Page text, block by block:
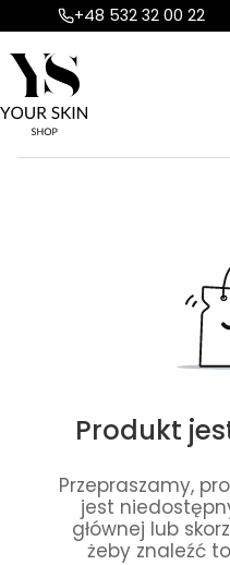
+48 532 32 00 22
Produkt
Przepraszamy,
jest
głównej lub
żeby znaleźć